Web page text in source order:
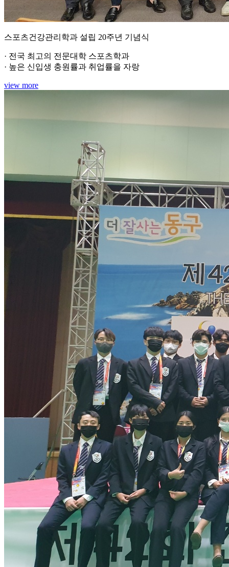
스포츠건강관리학과 설립 20주년 기념식
· 전국 최고의 전문대학 스포츠학과
· 높은 신입생 충원률과 취업률을 자랑
view more